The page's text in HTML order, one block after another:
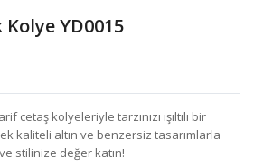
YD0015
cetaş kolyeleriyle tarzınızı ışıltılı bir
kaliteli altın ve benzersiz tasarımlarla
stilinize değer katın!